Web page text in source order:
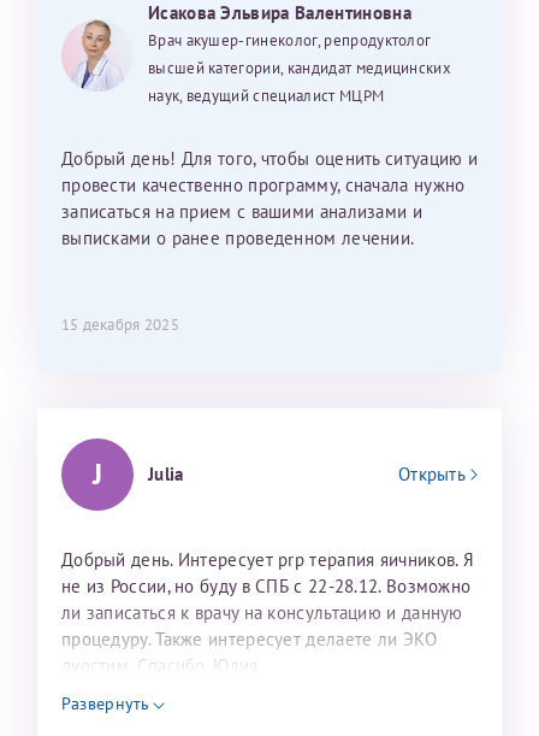
Исакова Эльвира Валентиновна
Врач акушер-гинеколог, репродуктолог
высшей категории, кандидат медицинских
наук, ведущий специалист МЦРМ
Добрый день! Для того, чтобы оценить ситуацию и
провести качественно программу, сначала нужно
записаться на прием с вашими анализами и
выписками о ранее проведенном лечении.
15 декабря 2025
J Julia Открыть
Добрый день. Интересует prp терапия яичников. Я
не из России, но буду в СПБ с 22-28.12. Возможно
ли записаться к врачу на консультацию и данную
процедуру. Также интересует делаете ли ЭКО
дуостим. Спасибо. Юлия
Развернуть